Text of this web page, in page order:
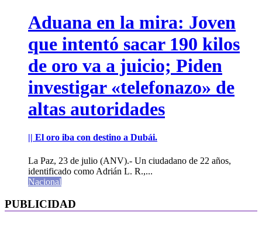
Aduana en la mira: Joven
que intentó sacar 190 kilos
de oro va a juicio; Piden
investigar «telefonazo» de
altas autoridades
|| El oro iba con destino a Dubái.
La Paz, 23 de julio (ANV).- Un ciudadano de 22 años,
identificado como Adrián L. R.,...
Nacional
PUBLICIDAD